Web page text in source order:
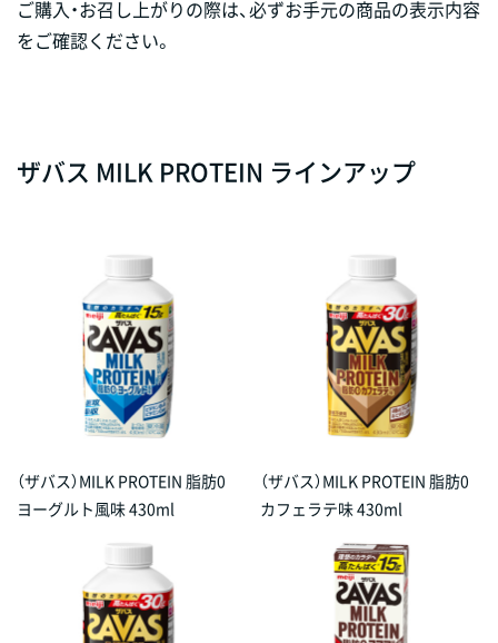
ご購入・お召し上がりの際は、必ずお手元の商品の表示内容
をご確認ください。
ザバス MILK PROTEIN ラインアップ
（ザバス）MILK PROTEIN 脂肪0
ヨーグルト風味 430ml
（ザバス）MILK PROTEIN 脂肪0
カフェラテ味 430ml